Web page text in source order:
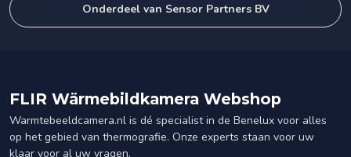
Onderdeel van Sensor Partners BV
FLIR Wärmebildkamera Webshop
Warmtebeeldcamera.nl is dé specialist in de Benelux voor alles
op het gebied van thermografie. Onze experts staan voor uw
klaar voor al uw vragen.